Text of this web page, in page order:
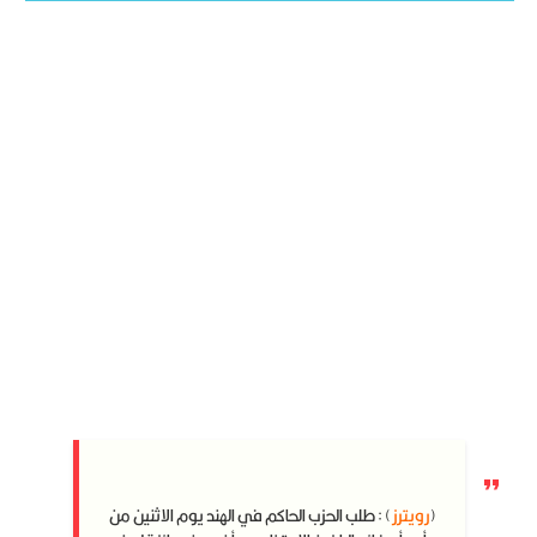
(رويترز) : طلب الحزب الحاكم في الهند يوم الاثنين من